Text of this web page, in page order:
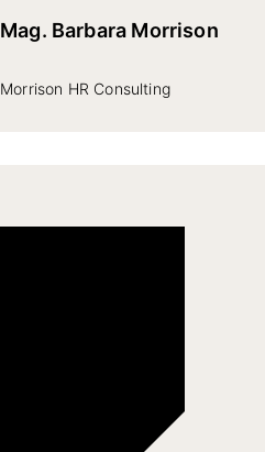
Mag. Barbara Morrison
Morrison HR Consulting